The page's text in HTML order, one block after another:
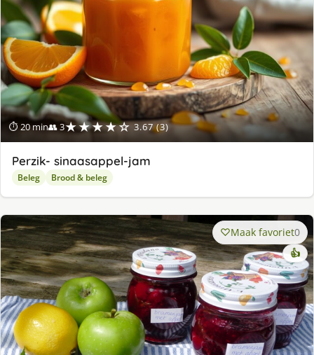
⏱ 20 min👥 3★★★★☆ 3.67 (3)
Perzik- sinaasappel-jam
Beleg Brood & beleg
Maak favoriet0
👍